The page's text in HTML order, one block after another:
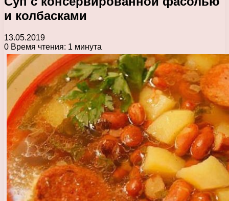
и колбасками
13.05.2019
0 Время чтения: 1 минута